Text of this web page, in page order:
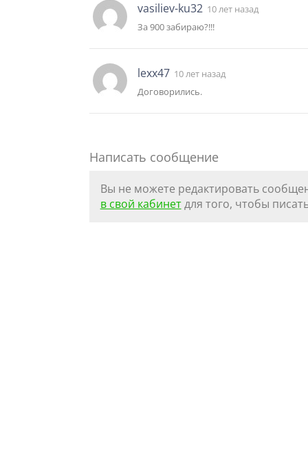
vasiliev-ku32 10 лет назад
За 900 забираю?!!!
lexx47 10 лет назад
Договорились.
Написать сообщение
Вы не можете редактировать
в свой кабинетдля того, чтобы